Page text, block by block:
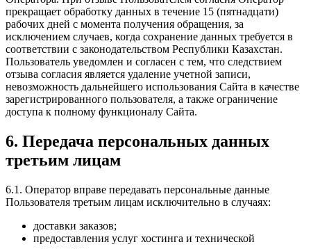
прекращает обработку данных в течение 15 (пятнадцати)
рабочих дней с момента получения обращения, за
исключением случаев, когда сохранение данных требуется в
соответствии с законодательством Республики Казахстан.
Пользователь уведомлен и согласен с тем, что следствием
отзыва согласия является удаление учетной записи,
невозможность дальнейшего использования Сайта в качестве
зарегистрированного пользователя, а также ограничение
доступа к полному функционалу Сайта.
6. Передача персональных данных
третьим лицам
6.1. Оператор вправе передавать персональные данные
Пользователя третьим лицам исключительно в случаях:
доставки заказов;
предоставления услуг хостинга и технической